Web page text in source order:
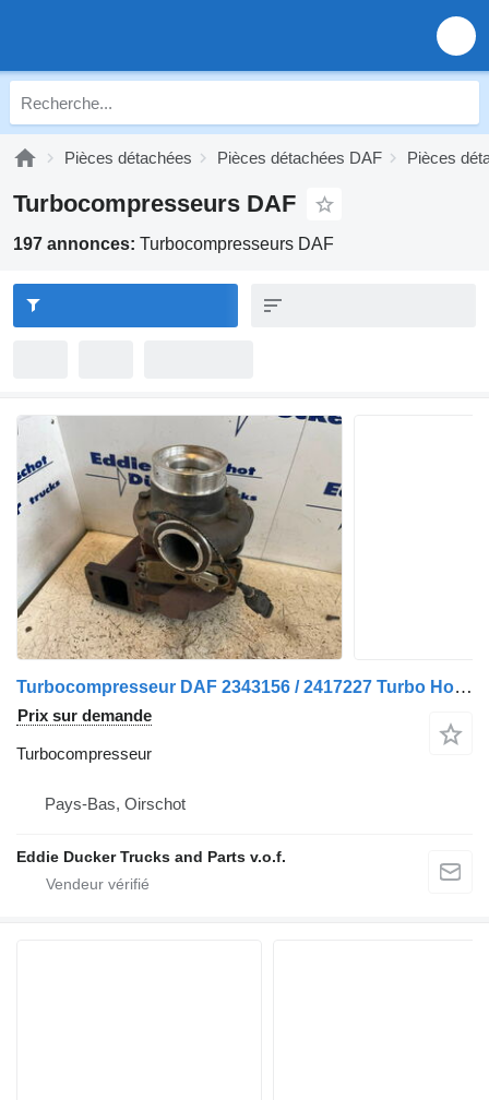
Pièces détachées Pièces détachées DAF Pièces
Turbocompresseurs DAF
197 annonces: Turbocompresseurs DAF
Turbocompresseur DAF 2343156 / 2417227 Turbo Holset HE400VG Without VTG Warning Engin pour tracteur routier
Prix sur demande
Turbocompresseur
Pays-Bas, Oirschot
Eddie Ducker Trucks and Parts v.o.f.